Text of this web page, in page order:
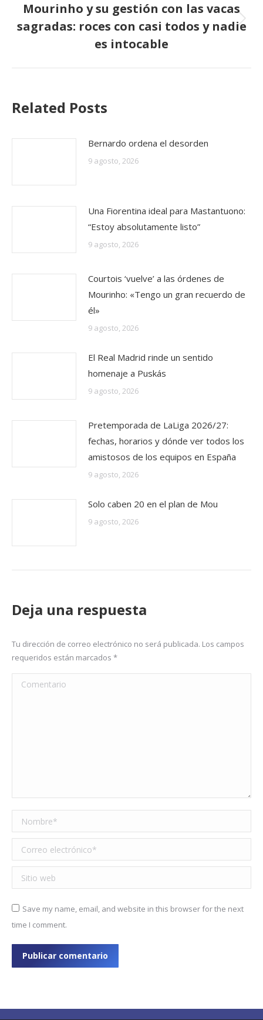
Publicación
siguiente:
Mourinho y su gestión con las vacas
sagradas: roces con casi todos y nadie
es intocable
Related Posts
Bernardo ordena el desorden
9 agosto, 2026
Una Fiorentina ideal para Mastantuono:
“Estoy absolutamente listo”
9 agosto, 2026
Courtois ‘vuelve’ a las órdenes de
Mourinho: «Tengo un gran recuerdo de
él»
9 agosto, 2026
El Real Madrid rinde un sentido
homenaje a Puskás
9 agosto, 2026
Pretemporada de LaLiga 2026/27:
fechas, horarios y dónde ver todos los
amistosos de los equipos en España
9 agosto, 2026
Solo caben 20 en el plan de Mou
9 agosto, 2026
Deja una respuesta
Tu dirección de correo electrónico no será publicada. Los campos
requeridos están marcados *
Comentario
Nombre *
Correo electrónico *
Sitio web
Save my name, email, and website in this browser for the next
time I comment.
Publicar comentario